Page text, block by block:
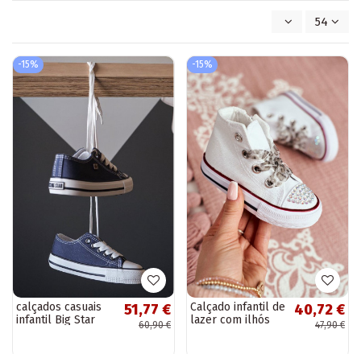
54
-15%
calçados casuais
infantil Big Star
51,77 €
60,90 €
-15%
Calçado infantil de
lazer com ilhós
40,72 €
47,90 €